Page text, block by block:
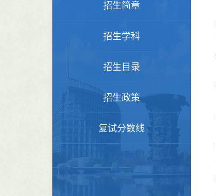
招生简章
招生学科
招生目录
招生政策
复试分数线